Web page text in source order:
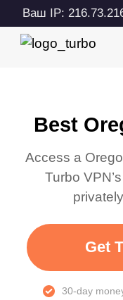
Ваш IP:
Best
Access a
Turbo
Get
30-day